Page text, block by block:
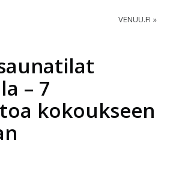
VENUU.FI
– 7
kokoukseen